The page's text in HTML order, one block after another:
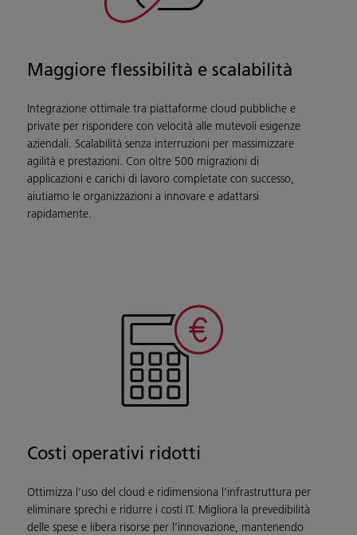
Maggiore flessibilità e scalabilità
Integrazione ottimale tra piattaforme cloud pubbliche e
private per rispondere con velocità alle mutevoli esigenze
aziendali. Scalabilità senza interruzioni per massimizzare
agilità e prestazioni. Con oltre 500 migrazioni di
applicazioni e carichi di lavoro completate con successo,
aiutiamo le organizzazioni a innovare e adattarsi
rapidamente.
Costi operativi ridotti
Ottimizza l’uso del cloud e ridimensiona l’infrastruttura per
eliminare sprechi e ridurre i costi IT. Migliora la prevedibilità
delle spese e libera risorse per l’innovazione, mantenendo